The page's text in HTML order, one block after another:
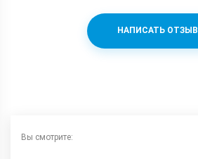
НАПИСАТЬ ОТЗЫВ
Вы смотрите: